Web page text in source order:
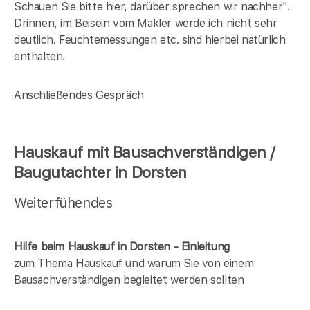
Schauen Sie bitte hier, darüber sprechen wir nachher".
Drinnen, im Beisein vom Makler werde ich nicht sehr
deutlich. Feuchtemessungen etc. sind hierbei natürlich
enthalten.
Anschließendes Gespräch
Hauskauf mit Bausachverständigen /
Baugutachter in Dorsten
Weiterfühendes
Hilfe beim Hauskauf in Dorsten - Einleitung
zum Thema Hauskauf und warum Sie von einem
Bausachverständigen begleitet werden sollten